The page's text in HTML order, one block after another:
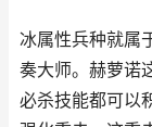
冰属性兵种就属
奏大师。赫萝诺
必杀技能都可以